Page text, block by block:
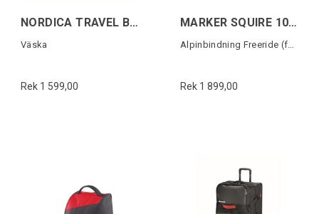
NORDICA TRAVEL BAG 12M Svart
Väska
Rek 1 599,00
MARKER SQUIRE 10 100MM + screw kit
Alpinbindning Freeride (fast)
Rek 1 899,00